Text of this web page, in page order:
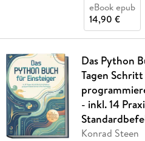
eBook epub
14,90 €
Das Python
Tagen
- inkl. 14
Konrad Steen